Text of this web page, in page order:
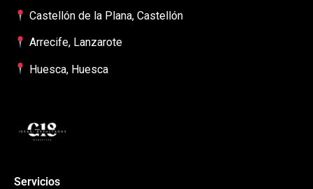
Castellón de la Plana, Castellón
Arrecife, Lanzarote
Huesca, Huesca
Servicios